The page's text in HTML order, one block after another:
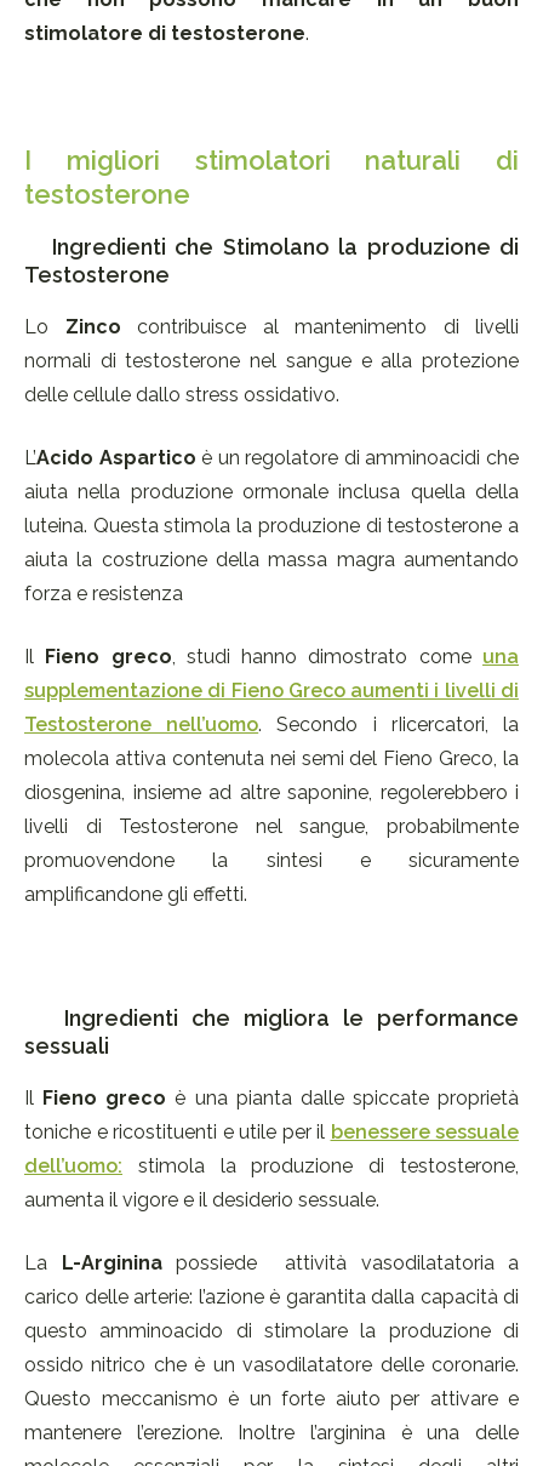
stimolatore di testosterone.
I migliori stimolatori naturali di
testosterone
Ingredienti che Stimolano la produzione di
Testosterone
Lo Zinco contribuisce al mantenimento di livelli
normali di testosterone nel sangue e alla protezione
delle cellule dallo stress ossidativo.
L’Acido Aspartico è un regolatore di amminoacidi che
aiuta nella produzione ormonale inclusa quella della
luteina. Questa stimola la produzione di testosterone a
aiuta la costruzione della massa magra aumentando
forza e resistenza
Il Fieno greco, studi hanno dimostrato come una
supplementazione di Fieno Greco aumenti i livelli di
Testosterone nell’uomo. Secondo i rIicercatori, la
molecola attiva contenuta nei semi del Fieno Greco, la
diosgenina, insieme ad altre saponine, regolerebbero i
livelli di Testosterone nel sangue, probabilmente
promuovendone la sintesi e sicuramente
amplificandone gli effetti.
Ingredienti che migliora le performance
sessuali
Il Fieno greco è una pianta dalle spiccate proprietà
toniche e ricostituenti e utile per il benessere sessuale
dell’uomo: stimola la produzione di testosterone,
aumenta il vigore e il desiderio sessuale.
La L-Argininapossiede attività vasodilatatoria a
carico delle arterie: l’azione è garantita dalla capacità di
questo amminoacido di stimolare la produzione di
ossido nitrico che è un vasodilatatore delle coronarie.
Questo meccanismo è un forte aiuto per attivare e
mantenere l’erezione. Inoltre l’arginina è una delle